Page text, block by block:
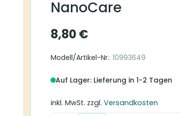
NanoCare
8,80€
Modell/Artikel-Nr.: 10993649
Auf Lager: Lieferung in 1-2 Tagen
inkl. MwSt. zzgl. Versandkosten